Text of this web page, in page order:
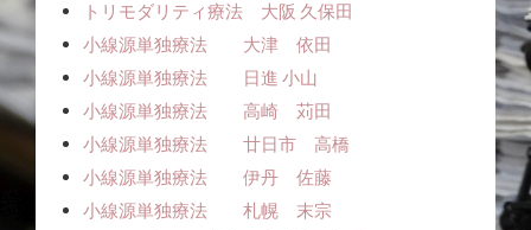
トリモダリティ療法 大阪 久保田
小線源単独療法 大津 依田
小線源単独療法 日進 小山
小線源単独療法 高崎 苅田
小線源単独療法 廿日市 高橋
小線源単独療法 伊丹 佐藤
小線源単独療法 札幌 末宗